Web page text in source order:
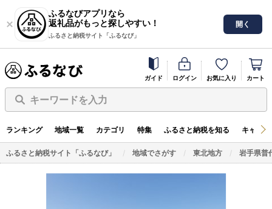
ふるなびアプリなら
返礼品がもっと探しやすい！
ふるさと納税サイト「ふるなび」
開く
ガイド ログイン お気に入り カート
キーワードを入力
ランキング 地域一覧 カテゴリ 特集 ふるさと納税を知る キャン
ふるさと納税サイト「ふるなび」 地域でさがす 東北地方 岩手県普